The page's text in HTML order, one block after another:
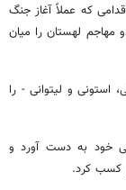
که عملاً آغاز جنگ
کرد و دو مهاجم لهستان را میان
استونی و لیتوانی - را
خود به دست آورد و
کسب کرد.